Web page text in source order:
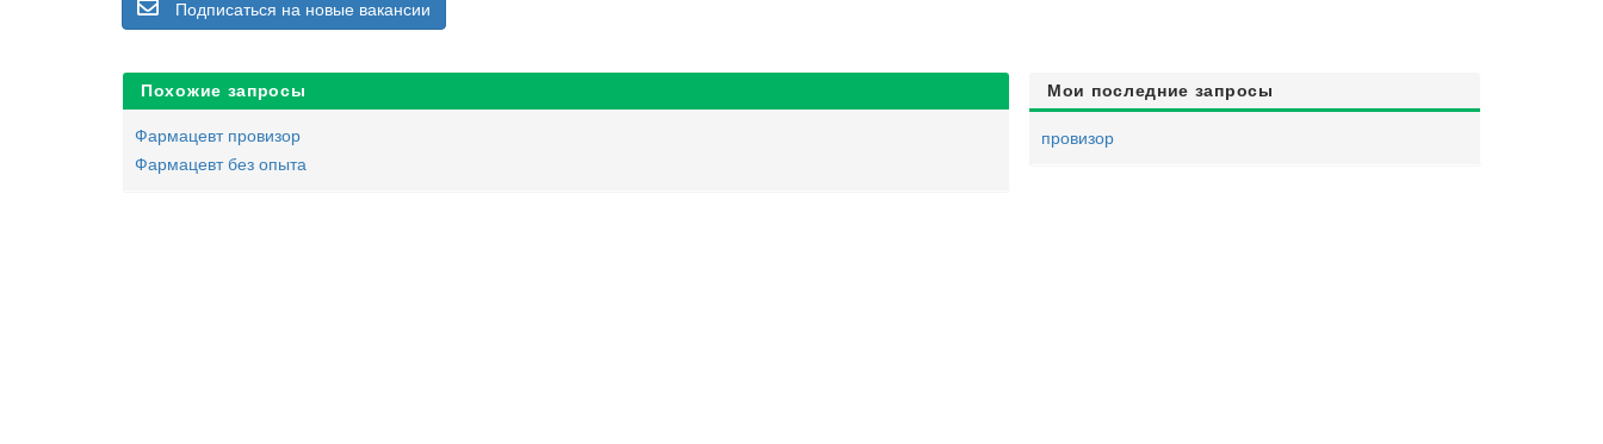
Подписаться на новые вакансии
Похожие запросы
Фармацевт провизор
Фармацевт без опыта
Мои последние запросы
провизор